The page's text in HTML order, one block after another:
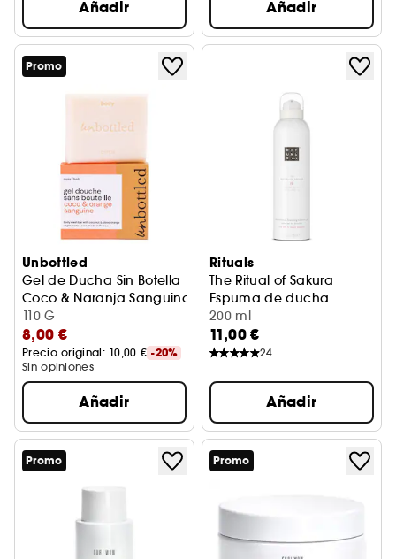
Añadir Añadir
Promo
Unbottled
Gel de Ducha Sin Botella
Coco & Naranja Sanguina
110 G
8,00 €
Precio original: 10,00 € -20%
Sin opiniones
Añadir
Rituals
The Ritual of Sakura
Espuma de ducha
200 ml
11,00 €
24
Añadir
Promo Promo